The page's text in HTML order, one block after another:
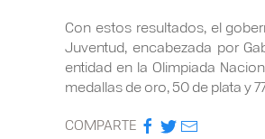
Con estos resultados, el
Juventud, encabezada por
entidad en la Olimpiada
medallas de oro, 50 de plata y
COMPARTE